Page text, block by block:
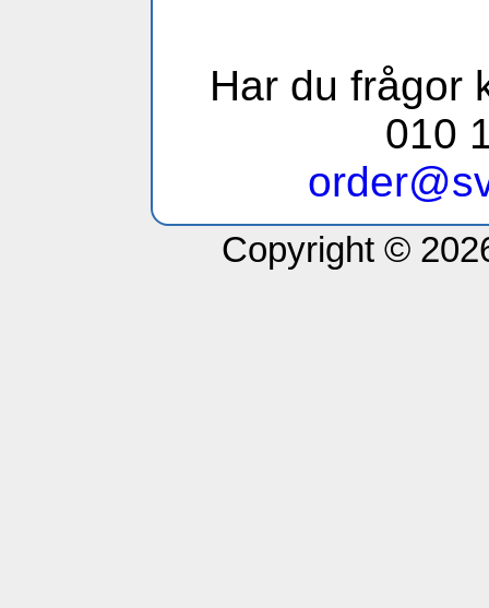
Har du frågor
010
Copyright ©